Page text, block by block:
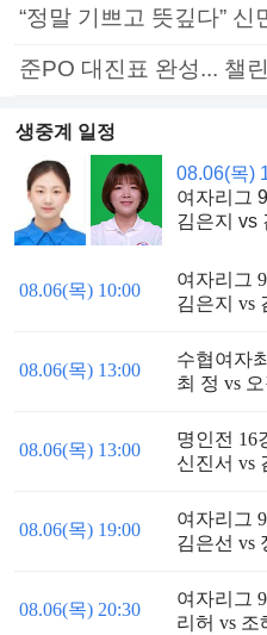
생중계 일정
08.06(목)
여자리그
김은지 vs
08.06(목) 10:00
여자리그
김은지 vs
08.06(목) 13:00
수협여자
최 정 vs
08.06(목) 13:00
명인전 16
신진서 vs
08.06(목) 19:00
여자리그
김은선 vs
08.06(목) 20:30
여자리그
리허 vs 조